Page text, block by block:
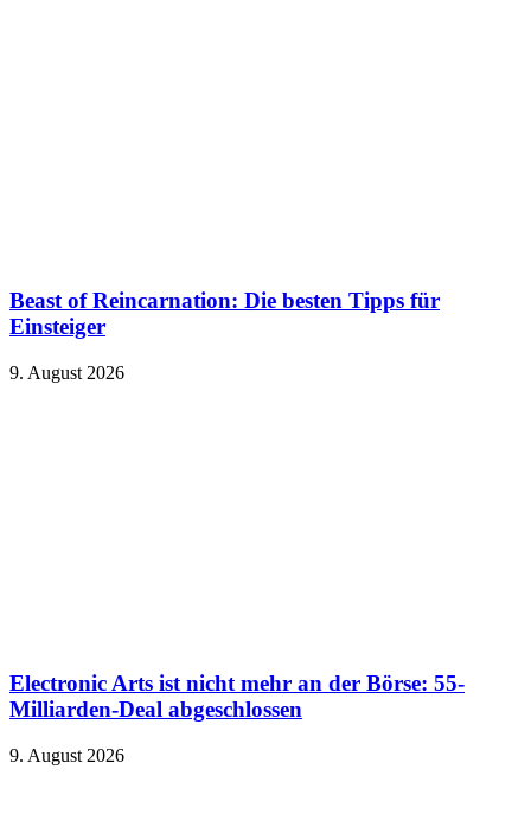
Beast of Reincarnation: Die besten Tipps für
Einsteiger
9. August 2026
Electronic Arts ist nicht mehr an der Börse: 55-
Milliarden-Deal abgeschlossen
9. August 2026